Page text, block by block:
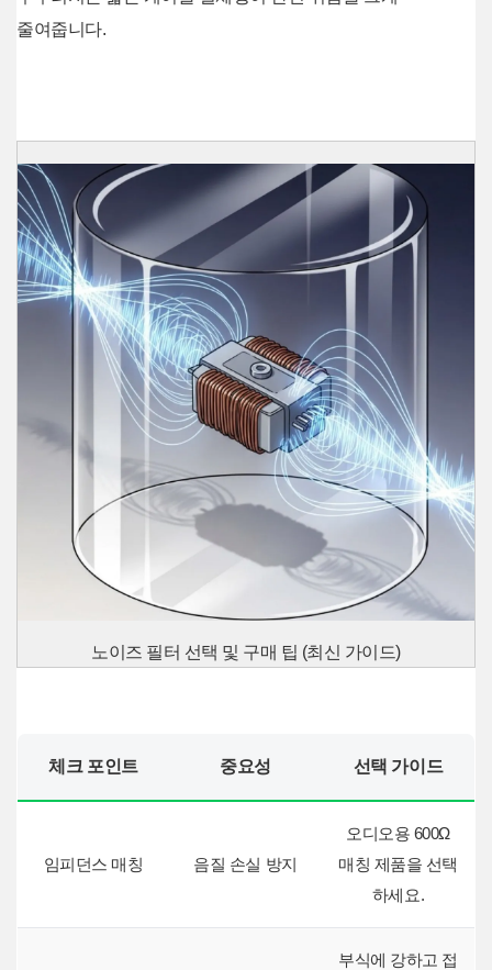
줄여줍니다.
노이즈 필터 선택 및 구매 팁 (최신 가이드)
체크 포인트 중요성 선택 가이드
임피던스 매칭 음질 손실 방지
오디오용 600Ω
매칭 제품을 선택
하세요.
부식에 강하고 접